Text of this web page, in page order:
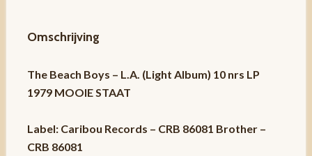
Omschrijving
The Beach Boys – L.A. (Light Album) 10 nrs LP
1979 MOOIE STAAT
Label: Caribou Records – CRB 86081 Brother –
CRB 86081